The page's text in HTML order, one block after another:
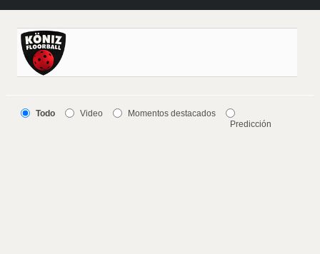
Todo Video
Momentos destacados
Predicción